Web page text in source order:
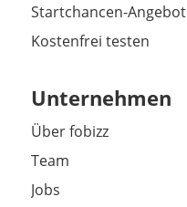
Startchancen-Angebot
Kostenfrei testen
Unternehmen
Über fobizz
Team
Jobs